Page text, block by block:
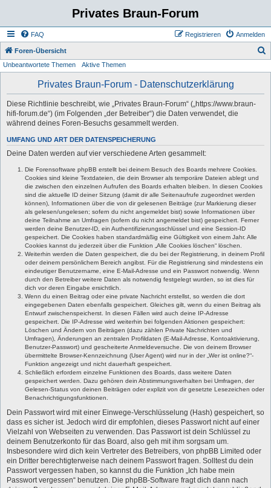
Privates Braun-Forum
FAQ Anmelden
Registrieren
Foren-Übersicht
Unbeantwortete Themen Aktive Themen
Privates Braun-Forum - Datenschutzerklärung
Diese Richtlinie beschreibt, wie „Privates Braun-Forum“ („https://www.braun-
hifi-forum.de“) (im Folgenden „der Betreiber“) die Daten verwendet, die
während deines Foren-Besuchs gesammelt werden.
UMFANG UND ART DER DATENSPEICHERUNG
Deine Daten werden auf vier verschiedene Arten gesammelt:
Die Forensoftware phpBB erstellt bei deinem Besuch des Boards mehrere Cookies.
Cookies sind kleine Textdateien, die dein Browser als temporäre Dateien ablegt und
die zwischen den einzelnen Aufrufen des Boards erhalten bleiben. In diesen Cookies
sind die aktuelle ID deiner Sitzung (damit dir alle Seitenaufrufe zugeordnet werden
können), Informationen über die von dir gelesenen Beiträge (zur Markierung dieser
als gelesen/ungelesen; sofern du nicht angemeldet bist) sowie Informationen über
deine Teilnahme an Umfragen (sofern du nicht angemeldet bist) gespeichert. Ferner
werden deine Benutzer-ID, ein Authentifizierungsschlüssel und eine Session-ID
gespeichert. Die Cookies haben standardmäßig eine Gültigkeit von einem Jahr. Alle
Cookies kannst du jederzeit über die Funktion „Alle Cookies löschen“ löschen.
Weiterhin werden die Daten gespeichert, die du bei der Registrierung, in deinem Profil
oder deinem persönlichem Bereich angibst. Für die Registrierung sind mindestens ein
eindeutiger Benutzername, eine E-Mail-Adresse und ein Passwort notwendig. Wenn
durch den Betreiber weitere Daten als notwendig festgelegt wurden, so ist dies für
dich vor deren Eingabe ersichtlich.
Wenn du einen Beitrag oder eine private Nachricht erstellst, so werden die dort
eingegebenen Daten ebenfalls gespeichert. Gleiches gilt, wenn du einen Beitrag als
Entwurf zwischenspeicherst. In diesen Fällen wird auch deine IP-Adresse
gespeichert. Die IP-Adresse wird weiterhin bei folgenden Aktionen gespeichert:
Löschen und Ändern von Beiträgen (dazu zählen Private Nachrichten und
Umfragen), Änderungen an zentralen Profildaten (E-Mail-Adresse, Kontoaktivierung,
Benutzer-Passwort) und gescheiterte Anmeldeversuche. Die von deinem Browser
übermittelte Browser-Kennzeichnung (User Agent) wird nur in der „Wer ist online?“-
Funktion angezeigt und nicht dauerhaft gespeichert.
Schließlich erfordern einzelne Funktionen des Boards, dass weitere Daten
gespeichert werden. Dazu gehören dein Abstimmungsverhalten bei Umfragen, der
Gelesen-Status von deinen Beiträgen oder explizit von dir gesetzte Lesezeichen oder
Benachrichtigungsfunktionen.
Dein Passwort wird mit einer Einwege-Verschlüsselung (Hash) gespeichert, so
dass es sicher ist. Jedoch wird dir empfohlen, dieses Passwort nicht auf einer
Vielzahl von Webseiten zu verwenden. Das Passwort ist dein Schlüssel zu
deinem Benutzerkonto für das Board, also geh mit ihm sorgsam um.
Insbesondere wird dich kein Vertreter des Betreibers, von phpBB Limited oder
ein Dritter berechtigterweise nach deinem Passwort fragen. Solltest du dein
Passwort vergessen haben, so kannst du die Funktion „Ich habe mein
Passwort vergessen“ benutzen. Die phpBB-Software fragt dich dann nach